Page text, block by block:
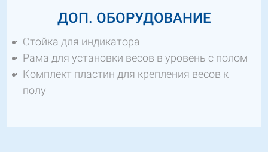
ДОП. ОБОРУДОВАНИЕ
Стойка для индикатора
Рама для установки весов в уровень с полом
Комплект пластин для крепления весов к
полу